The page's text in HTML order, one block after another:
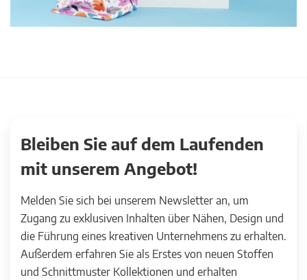
Bleiben Sie auf dem Laufenden
mit unserem Angebot!
Melden Sie sich bei unserem Newsletter an, um
Zugang zu exklusiven Inhalten über Nähen, Design und
die Führung eines kreativen Unternehmens zu erhalten.
Außerdem erfahren Sie als Erstes von neuen Stoffen
und Schnittmuster Kollektionen und erhalten